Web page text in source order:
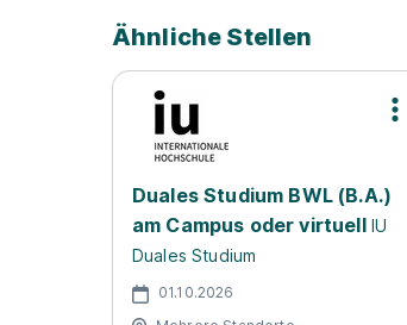
Ähnliche Stellen
Duales Studium BWL (B.A.)
am Campus oder virtuell IU
Duales Studium
01.10.2026